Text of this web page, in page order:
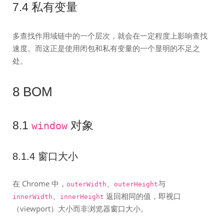
7.4 私有变量
多查找作用域链中的一个层次，就会在一定程度上影响查找
速度。而这正是使用闭包和私有变量的一个显明的不足之
处。
8 BOM
8.1 window 对象
8.1.4 窗口大小
在 Chrome 中， outerWidth 、 outerHeight与
innerWidth 、 innerHeight 返回相同的值，即视口
（viewport）大小而非浏览器窗口大小。